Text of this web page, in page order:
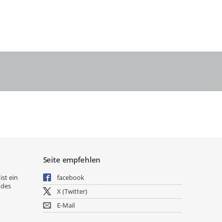
ein
Seite empfehlen
facebook
X (Twitter)
E-Mail